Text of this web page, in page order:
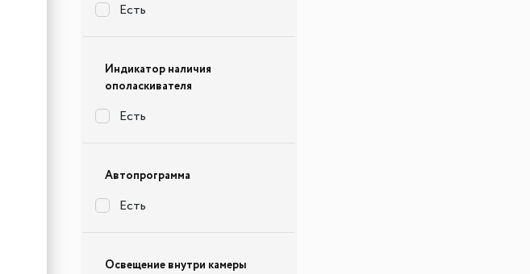
Есть
Индикатор наличия
ополаскивателя
Есть
Автопрограмма
Есть
Освещение внутри камеры